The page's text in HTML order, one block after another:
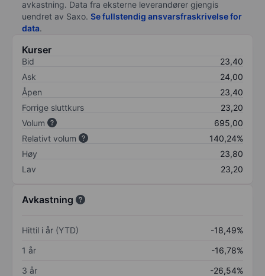
avkastning. Data fra eksterne leverandører gjengis
uendret av Saxo. Se fullstendig ansvarsfraskrivelse for
data.
Kurser
Bid
23,40
Ask
24,00
Åpen
23,40
Forrige sluttkurs
23,20
Volum
695,00
Relativt volum
140,24%
Høy
23,80
Lav
23,20
Avkastning
Hittil i år (YTD)
-18,49%
1 år
-16,78%
3 år
-26,54%